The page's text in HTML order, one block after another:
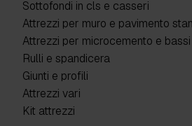
Sottofondi in cls e casseri
Attrezzi per muro e pavimento
Attrezzi per microcemento e
Rulli e spandicera
Giunti e profili
Attrezzi vari
Kit attrezzi